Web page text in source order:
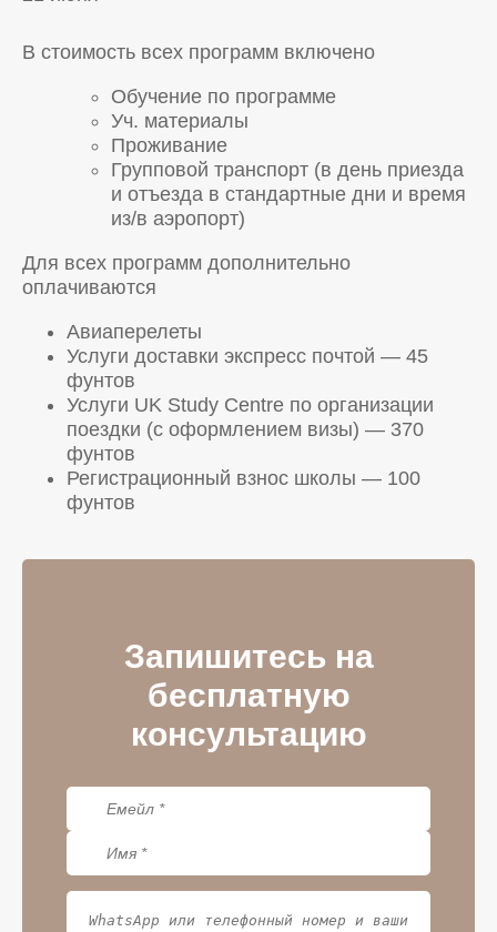
В стоимость всех программ включено
Обучение по программе
Уч. материалы
Проживание
Групповой транспорт (в день приезда
и отъезда в стандартные дни и время
из/в аэропорт)
Для всех программ дополнительно
оплачиваются
Авиаперелеты
Услуги доставки экспресс почтой — 45
фунтов
Услуги UK Study Centre по организации
поездки (с оформлением визы) — 370
фунтов
Регистрационный взнос школы — 100
фунтов
Запишитесь на
бесплатную
консультацию